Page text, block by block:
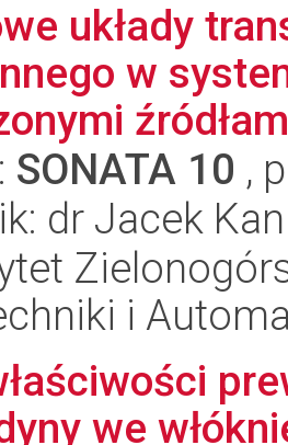
układy
w
SONATA 10 ,
dr Jacek
i
we